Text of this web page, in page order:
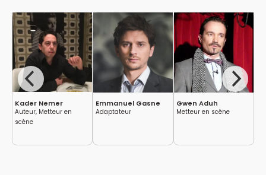
Kader Nemer
Auteur, Metteur en
scène
Emmanuel Gasne
Adaptateur
Gwen Aduh
Metteur en scène